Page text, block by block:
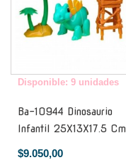
Disponible: 9 unidades
Ba-10944 Dinosaurio
Infantil 25X13X17.5 Cm
$9.050,00